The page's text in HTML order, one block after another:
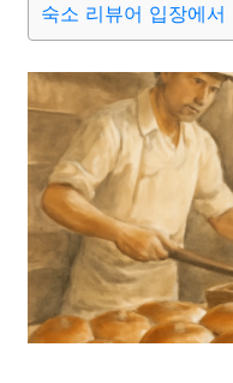
숙소 리뷰어 입장에